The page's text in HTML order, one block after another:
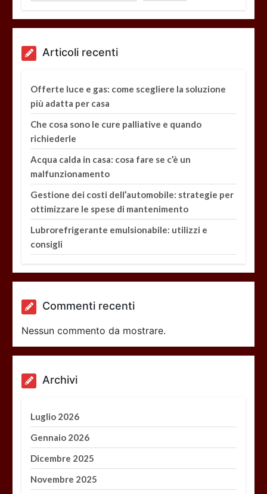
Articoli recenti
Offerte luce e gas: come scegliere la soluzione
più adatta per casa
Che cosa sono le cure palliative e quando
richiederle
Acqua calda in casa: cosa fare se c’è un
malfunzionamento
Gestione dei costi dell’automobile: strategie per
ottimizzare le spese di mantenimento
Lubrorefrigerante emulsionabile: utilizzi e
consigli
Commenti recenti
Nessun commento da mostrare.
Archivi
Luglio 2026
Gennaio 2026
Dicembre 2025
Novembre 2025